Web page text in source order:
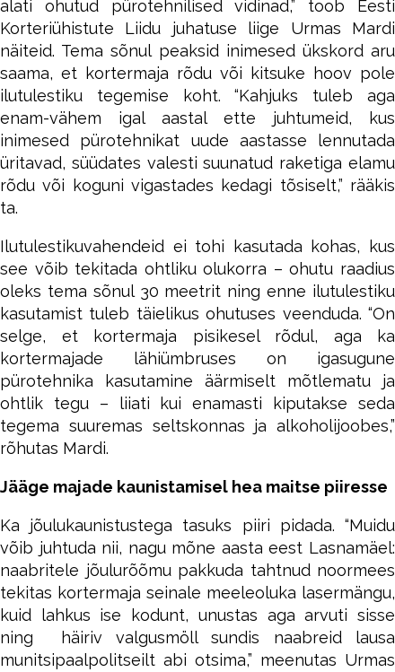
alati ohutud pürotehnilised vidinad,” toob Eesti
Korteriühistute Liidu juhatuse liige Urmas Mardi
näiteid. Tema sõnul peaksid inimesed ükskord aru
saama, et kortermaja rõdu või kitsuke hoov pole
ilutulestiku tegemise koht. “Kahjuks tuleb aga
enam-vähem igal aastal ette juhtumeid, kus
inimesed pürotehnikat uude aastasse lennutada
üritavad, süüdates valesti suunatud raketiga elamu
rõdu või koguni vigastades kedagi tõsiselt,” rääkis
ta.
Ilutulestikuvahendeid ei tohi kasutada kohas, kus
see võib tekitada ohtliku olukorra – ohutu raadius
oleks tema sõnul 30 meetrit ning enne ilutulestiku
kasutamist tuleb täielikus ohutuses veenduda. “On
selge, et kortermaja pisikesel rõdul, aga ka
kortermajade lähiümbruses on igasugune
pürotehnika kasutamine äärmiselt mõtlematu ja
ohtlik tegu – liiati kui enamasti kiputakse seda
tegema suuremas seltskonnas ja alkoholijoobes,”
rõhutas Mardi.
Jääge majade kaunistamisel hea maitse piiresse
Ka jõulukaunistustega tasuks piiri pidada. “Muidu
võib juhtuda nii, nagu mõne aasta eest Lasnamäel:
naabritele jõulurõõmu pakkuda tahtnud noormees
tekitas kortermaja seinale meeleoluka lasermängu,
kuid lahkus ise kodunt, unustas aga arvuti sisse
ning häiriv valgusmöll sundis naabreid lausa
munitsipaalpolitseilt abi otsima,” meenutas Urmas